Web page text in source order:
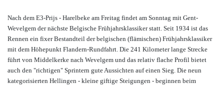
Nach dem E3-Prijs - Harelbeke am Freitag findet am Sonntag mit Gent-
Wevelgem der nächste Belgische Frühjahrsklassiker statt. Seit 1934 ist das
Rennen ein fixer Bestandteil der belgischen (flämischen) Frühjahrsklassiker
mit dem Höhepunkt Flandern-Rundfahrt. Die 241 Kilometer lange Strecke
führt von Middelkerke nach Wevelgem und das relativ flache Profil bietet
auch den "richtigen" Sprintern gute Aussichten auf einen Sieg. Die neun
kategorisierten Hellingen - kleine giftige Steigungen - beginnen beim